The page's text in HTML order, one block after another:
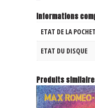
Informations
ETAT DE LA
ETAT DU DISQUE
Produits